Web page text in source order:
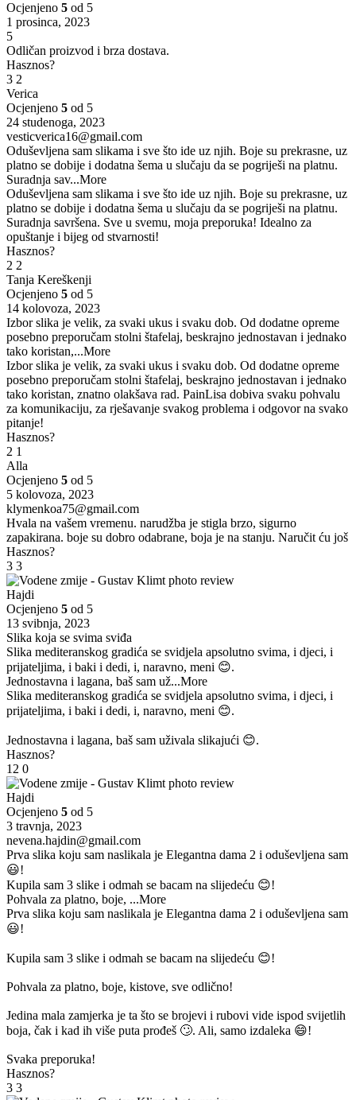
Ocjenjeno 5 od 5
1 prosinca, 2023
5
Odličan proizvod i brza dostava.
Hasznos?
3 2
Verica
Ocjenjeno 5 od 5
24 studenoga, 2023
vesticverica16@gmail.com
Oduševljena sam slikama i sve što ide uz njih. Boje su prekrasne, uz
platno se dobije i dodatna šema u slučaju da se pogriješi na platnu.
Suradnja sav...More
Oduševljena sam slikama i sve što ide uz njih. Boje su prekrasne, uz
platno se dobije i dodatna šema u slučaju da se pogriješi na platnu.
Suradnja savršena. Sve u svemu, moja preporuka! Idealno za
opuštanje i bijeg od stvarnosti!
Hasznos?
2 2
Tanja Kereškenji
Ocjenjeno 5 od 5
14 kolovoza, 2023
Izbor slika je velik, za svaki ukus i svaku dob. Od dodatne opreme
posebno preporučam stolni štafelaj, beskrajno jednostavan i jednako
tako koristan,...More
Izbor slika je velik, za svaki ukus i svaku dob. Od dodatne opreme
posebno preporučam stolni štafelaj, beskrajno jednostavan i jednako
tako koristan, znatno olakšava rad. PainLisa dobiva svaku pohvalu
za komunikaciju, za rješavanje svakog problema i odgovor na svako
pitanje!
Hasznos?
2 1
Alla
Ocjenjeno 5 od 5
5 kolovoza, 2023
klymenkoa75@gmail.com
Hvala na vašem vremenu. narudžba je stigla brzo, sigurno
zapakirana. boje su dobro odabrane, boja je na stanju. Naručit ću još
Hasznos?
3 3
Hajdi
Ocjenjeno 5 od 5
13 svibnja, 2023
Slika koja se svima sviđa
Slika mediteranskog gradića se svidjela apsolutno svima, i djeci, i
prijateljima, i baki i dedi, i, naravno, meni 😊.
Jednostavna i lagana, baš sam už...More
Slika mediteranskog gradića se svidjela apsolutno svima, i djeci, i
prijateljima, i baki i dedi, i, naravno, meni 😊.
Jednostavna i lagana, baš sam uživala slikajući 😊.
Hasznos?
12 0
Hajdi
Ocjenjeno 5 od 5
3 travnja, 2023
nevena.hajdin@gmail.com
Prva slika koju sam naslikala je Elegantna dama 2 i oduševljena sam
😃!
Kupila sam 3 slike i odmah se bacam na slijedeću 😊!
Pohvala za platno, boje, ...More
Prva slika koju sam naslikala je Elegantna dama 2 i oduševljena sam
😃!
Kupila sam 3 slike i odmah se bacam na slijedeću 😊!
Pohvala za platno, boje, kistove, sve odlično!
Jedina mala zamjerka je ta što se brojevi i rubovi vide ispod svijetlih
boja, čak i kad ih više puta prođeš 🙄. Ali, samo izdaleka 😄!
Svaka preporuka!
Hasznos?
3 3